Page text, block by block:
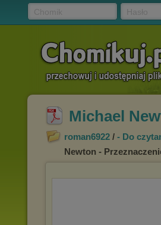
Michael
roman6922 / - Do
Newton -